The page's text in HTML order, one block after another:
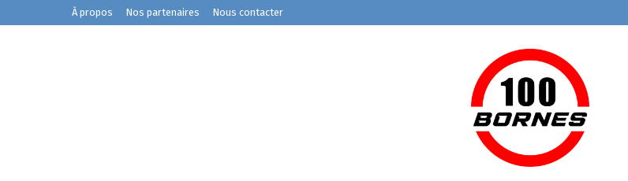
À propos Nos partenaires Nous contacter